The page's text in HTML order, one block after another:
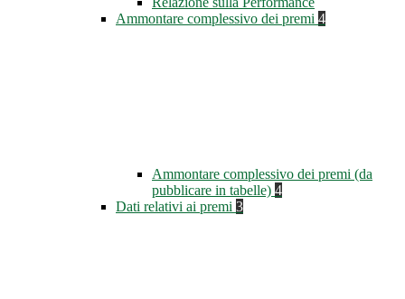
Ammontare complessivo dei premi 4
Ammontare complessivo dei premi (da
pubblicare in tabelle) 4
Dati relativi ai premi 3